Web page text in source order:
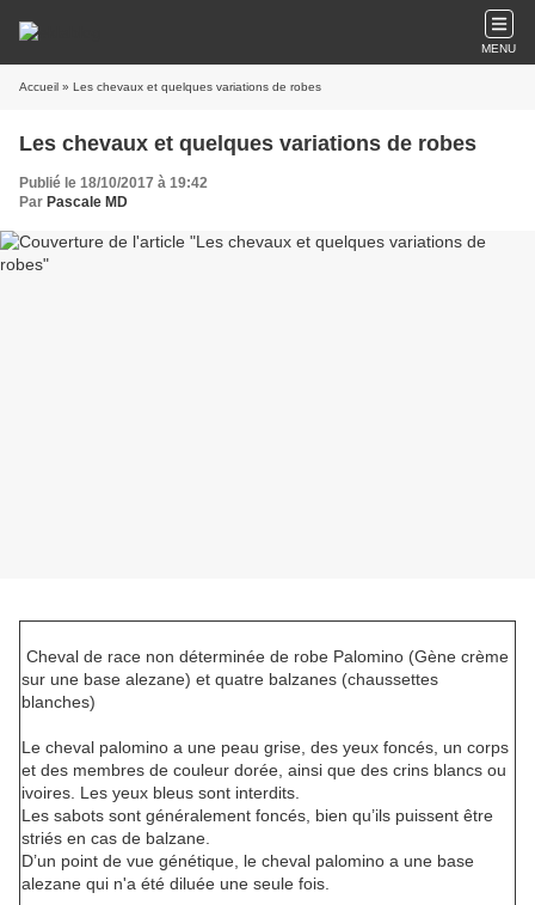
MENU
Accueil » Les chevaux et quelques variations de robes
Les chevaux et quelques variations de robes
Publié le 18/10/2017 à 19:42
Par Pascale MD
Cheval de race non déterminée de robe Palomino (Gène crème
sur une base alezane) et quatre balzanes (chaussettes
blanches)
Le cheval palomino a une peau grise, des yeux foncés, un corps
et des membres de couleur dorée, ainsi que des crins blancs ou
ivoires. Les yeux bleus sont interdits.
Les sabots sont généralement foncés, bien qu’ils puissent être
striés en cas de balzane.
D’un point de vue génétique, le cheval palomino a une base
alezane qui n'a été diluée une seule fois.